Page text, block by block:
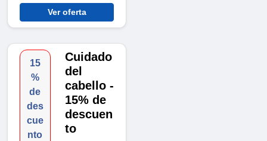
Ver oferta
15
%
de
des
cue
nto
Cuidado
del
cabello -
15% de
descuen
to